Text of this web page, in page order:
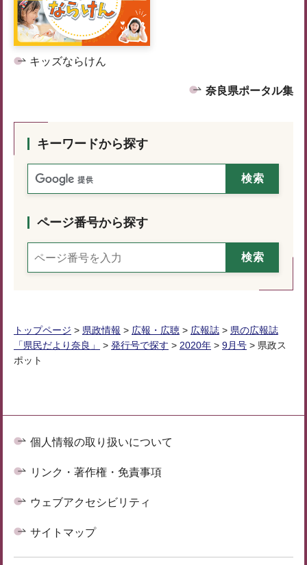
キッズならけん
奈良県ポータル集
キーワードから探す
ページ番号から探す
トップページ > 県政情報 > 広報・広聴 > 広報誌 > 県の広報誌
「県民だより奈良」
> 発行号で探す > 2020年 > 9月号 > 県政ス
ポット
個人情報の取り扱いについて
リンク・著作権・免責事項
ウェブアクセシビリティ
サイトマップ